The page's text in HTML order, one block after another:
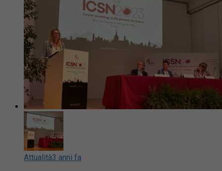
Attualità3 anni fa